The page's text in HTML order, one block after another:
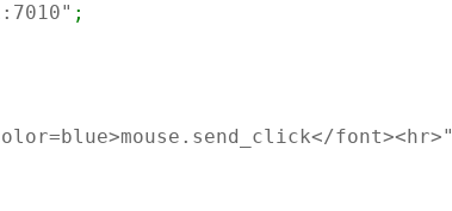
;
font><hr>"